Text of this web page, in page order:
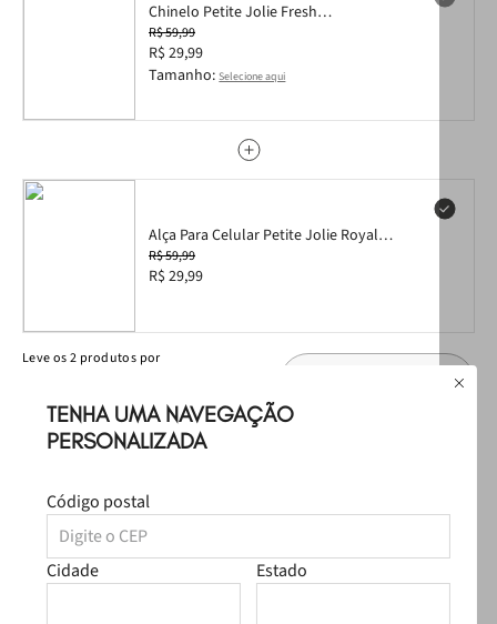
TENHA UMA NAVEGAÇÃO
PERSONALIZADA
Código postal
Cidade Estado
Chinelo Petite Jolie Fresh
Chiclete/White/Frutas 6 PJ6969 36
R$ 59,99
R$ 29,99
Tamanho: Selecione aqui
Alça Para Celular Petite Jolie Royal
Translúcido PJ20331
R$ 59,99
R$ 29,99
Leveos2 produtos por
R$ 59,98
OUTLET